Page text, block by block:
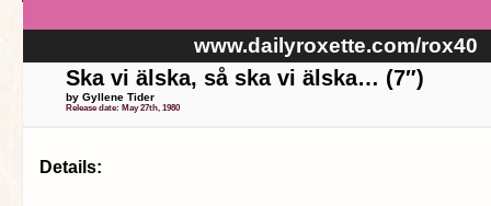
www.dailyroxette.com/rox40
Ska vi älska, så ska vi älska… (7″)
by Gyllene Tider
Release date: May 27th, 1980
Details: